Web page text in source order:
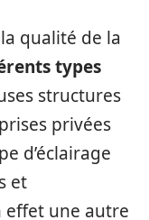
qualité de la
types
structures
privées
d’éclairage
et
effet une autre